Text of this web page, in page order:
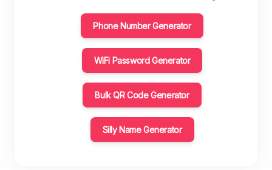
Phone Number Generator
WiFi Password Generator
Bulk QR Code Generator
Silly Name Generator